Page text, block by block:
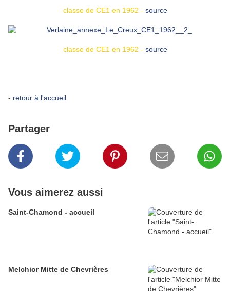
classe de CE1 en 1962 - source
classe de CE1 en 1962 - source
- retour à l'accueil
Partager
Vous aimerez aussi
Saint-Chamond - accueil
Melchior Mitte de Chevrières